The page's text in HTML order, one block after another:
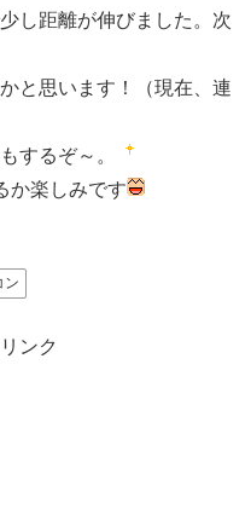
し距離が伸びました。次
と思います！（現在、連
するぞ～。
か楽しみです
ン
ンク